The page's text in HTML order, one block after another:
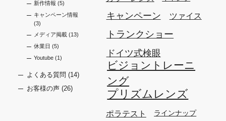
新作情報 (5)
キャンペーン情報
(3)
メディア掲載(13)
休業日 (5)
Youtube(1)
よくある質問 (14)
お客様の声(26)
キャンペーン ツァイス
トランクショー
ドイツ式検眼
ビジョントレーニ
ング
プリズムレンズ
ポラテスト ラインナップ